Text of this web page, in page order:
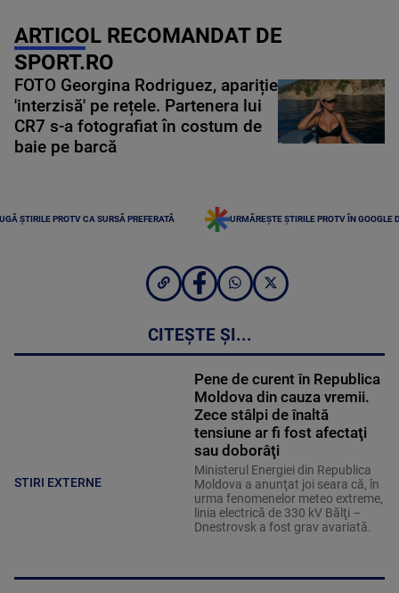
ARTICOL RECOMANDAT DE
SPORT.RO
FOTO Georgina Rodriguez, apariție
'interzisă' pe rețele. Partenera lui
CR7 s-a fotografiat în costum de
baie pe barcă
ȘTIRILE PROTV CA SURSĂ PREFERATĂ URMĂREȘTE ȘTIRILE PROTV ÎN GOOGLE
CITEȘTE ȘI...
STIRI EXTERNE
Pene de curent în Republica
Moldova din cauza vremii.
Zece stâlpi de înaltă
tensiune ar fi fost afectaţi
sau doborâţi
Ministerul Energiei din Republica
Moldova a anunţat joi seara că, în
urma fenomenelor meteo extreme,
linia electrică de 330 kV Bălţi –
Dnestrovsk a fost grav avariată.